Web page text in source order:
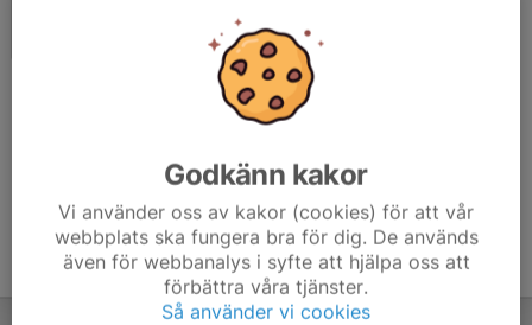
Godkänn kakor
Vi använder oss av kakor (cookies) för att vår
webbplats ska fungera bra för dig. De används
även för webbanalys i syfte att hjälpa oss att
förbättra våra tjänster.
Så använder vi cookies